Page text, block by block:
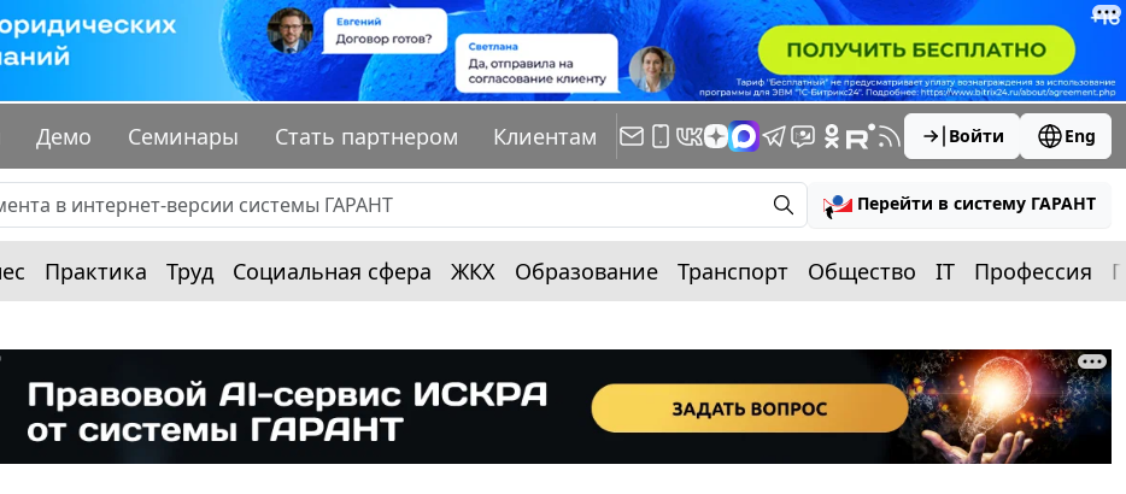
Демо Семинары Стать партнером Клиентам Войти Eng
Перейти в систему ГАРАНТ
Практика Труд Социальная сфера ЖКХ Образование Транспорт Общество IT Профессия